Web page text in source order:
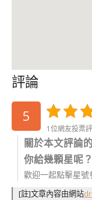
評論
5
1位網友投票
關於本文評論
你給幾顆星呢？
歡迎一起點擊星號
[註]文章內容由網站